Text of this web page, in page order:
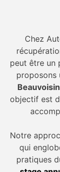
Chez
peut être un
proposons
Beauvoisin
objectif est
Notre
qui
pratiques